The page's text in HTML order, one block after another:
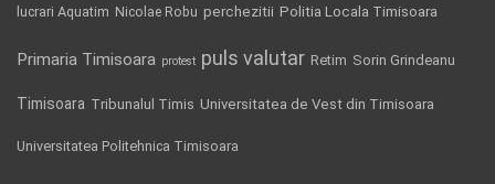
lucrari Aquatim Nicolae Robu perchezitii Politia Locala Timisoara
Primaria Timisoara protest puls valutar Retim Sorin Grindeanu
Timisoara Tribunalul Timis Universitatea de Vest din Timisoara
Universitatea Politehnica Timisoara